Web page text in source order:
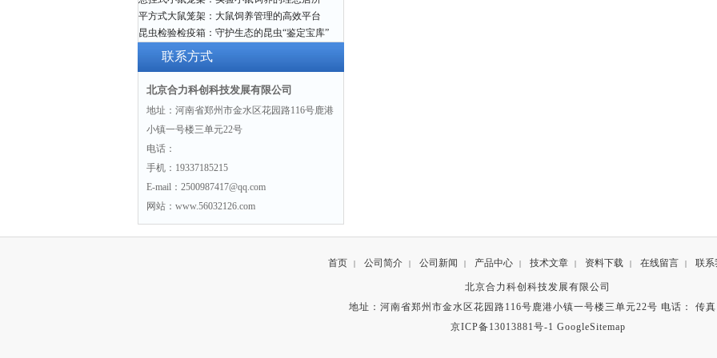
平方式大鼠笼架：大鼠饲养管理的高效平台
昆虫检验检疫箱：守护生态的昆虫“鉴定宝库”
联系方式
北京合力科创科技发展有限公司
地址：河南省郑州市金水区花园路116号鹿港
小镇一号楼三单元22号
电话：
手机：19337185215
E-mail：2500987417@qq.com
网站：www.56032126.com
首页 | 公司简介 | 公司新闻 | 产品中心 | 技术文章 | 资料下载 | 在线留言 | 联系
北京合力科创科技发展有限公司
地址：河南省郑州市金水区花园路116号鹿港小镇一号楼三单元22号 电话： 传真
京ICP备13013881号-1 GoogleSitemap